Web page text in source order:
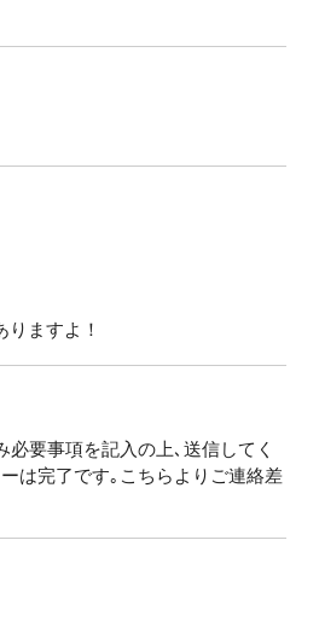
ますよ！
必要事項を記入の上､送信してく
は完了です｡こちらよりご連絡差